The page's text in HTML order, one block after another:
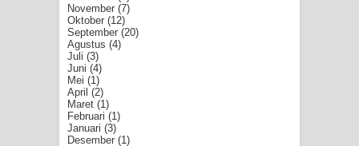
November (7)
Oktober (12)
September (20)
Agustus (4)
Juli (3)
Juni (4)
Mei (1)
April (2)
Maret (1)
Februari (1)
Januari (3)
Desember (1)